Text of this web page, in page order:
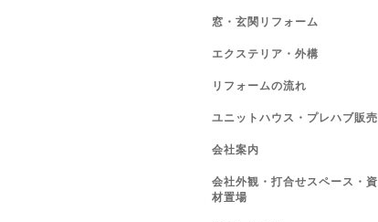
窓・玄関リフォーム
エクステリア・外構
リフォームの流れ
ユニットハウス・プレハブ販売
会社案内
会社外観・打合せスペース・資
材置場